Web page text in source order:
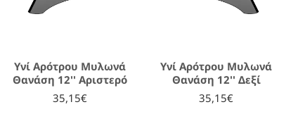
Υνί Αρότρου Μυλωνά
Θανάση 12'' Αριστερό
35,15€
Υνί Αρότρου Μυλωνά
Θανάση 12'' Δεξί
35,15€